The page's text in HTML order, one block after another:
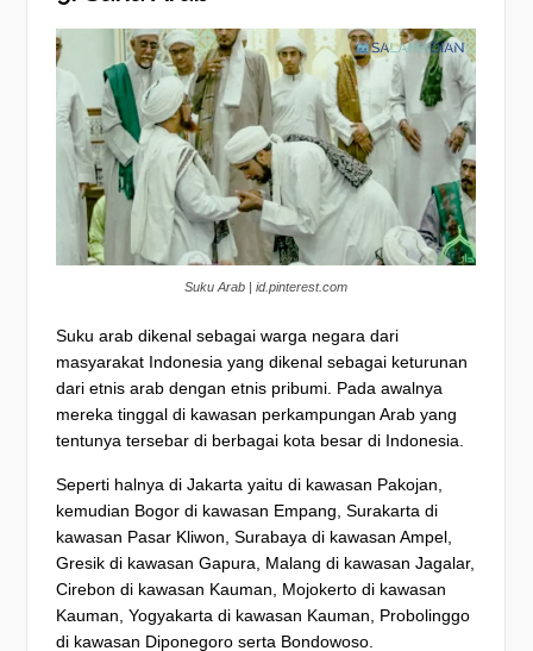
Suku Arab | id.pinterest.com
Suku arab dikenal sebagai warga negara dari
masyarakat Indonesia yang dikenal sebagai keturunan
dari etnis arab dengan etnis pribumi. Pada awalnya
mereka tinggal di kawasan perkampungan Arab yang
tentunya tersebar di berbagai kota besar di Indonesia.
Seperti halnya di Jakarta yaitu di kawasan Pakojan,
kemudian Bogor di kawasan Empang, Surakarta di
kawasan Pasar Kliwon, Surabaya di kawasan Ampel,
Gresik di kawasan Gapura, Malang di kawasan Jagalar,
Cirebon di kawasan Kauman, Mojokerto di kawasan
Kauman, Yogyakarta di kawasan Kauman, Probolinggo
di kawasan Diponegoro serta Bondowoso.